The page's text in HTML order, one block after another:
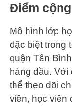
Điểm
Mô hình lớp
đặc biệt trong
quận Tân
hàng đầu. Với
thể theo dõi
viên, học viên